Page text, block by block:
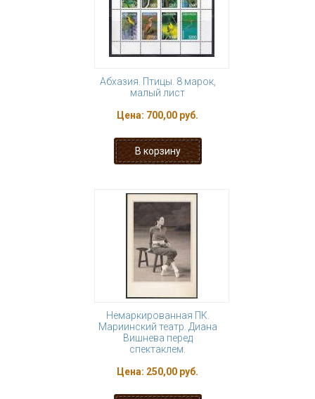
Абхазия. Птицы. 8 марок,
малый лист
Цена: 700,00 руб.
Немаркированная ПК.
Мариинский театр. Диана
Вишнева перед
спектаклем.
Цена: 250,00 руб.